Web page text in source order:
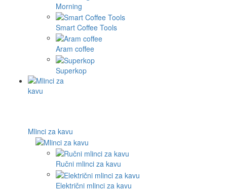
Morning
Smart Coffee Tools
Aram coffee
Superkop
Mlinci za kavu
Ručni mlinci za kavu
Električni mlinci za kavu